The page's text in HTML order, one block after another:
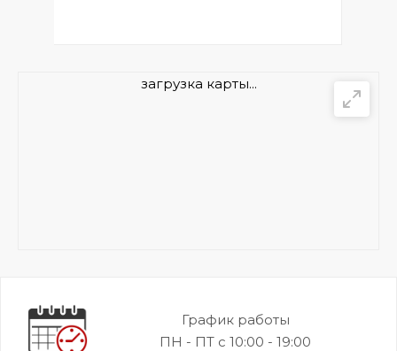
загрузка карты...
График работы
ПН - ПТ с 10:00 - 19:00